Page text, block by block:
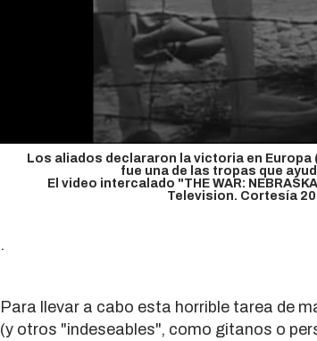
Los aliados declararon la victoria en Europa
fue una de las tropas que
El video intercalado "THE WAR:
Television. Cortesía
.
Para llevar a cabo esta horrible tarea de
(y otros "indeseables", como gitanos o